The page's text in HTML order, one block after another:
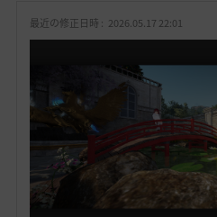
最近の修正日時 : 2026.05.17 22:01